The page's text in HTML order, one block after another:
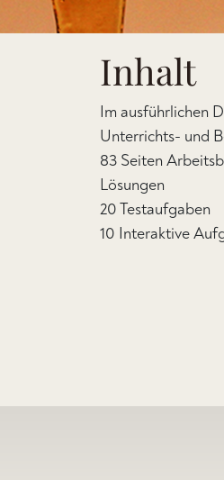
Inhalt
Im ausführlichen
Unterrichts- und
83 Seiten
Lösungen
20 Testaufgaben
10 Interaktive